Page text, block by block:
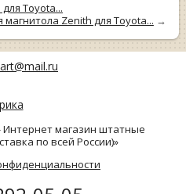
Toyota...
Zenith для Toyota... →
Интернет магазин штатные
по всей России)»